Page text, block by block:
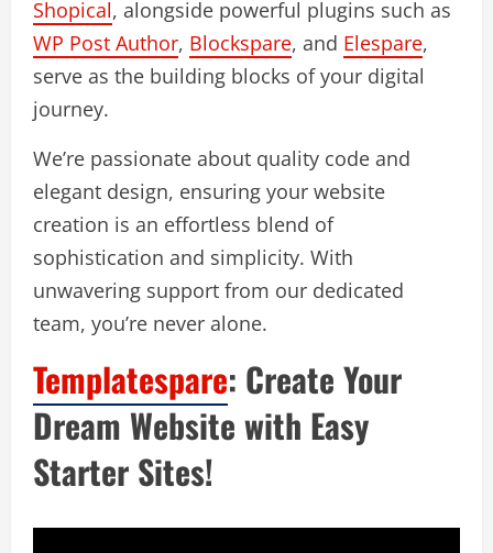
Shopical, alongside powerful plugins such as
WP Post Author, Blockspare, and Elespare,
serve as the building blocks of your digital
journey.
We’re passionate about quality code and
elegant design, ensuring your website
creation is an effortless blend of
sophistication and simplicity. With
unwavering support from our dedicated
team, you’re never alone.
Templatespare: Create Your
Dream Website with Easy
Starter Sites!